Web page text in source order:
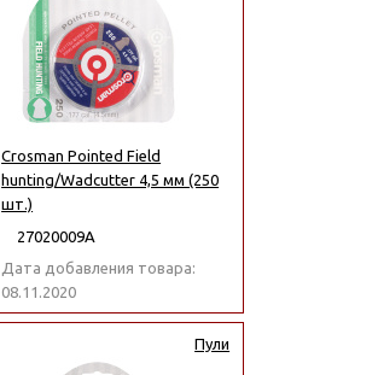
Crosman Pointed Field
hunting/Wadcutter 4,5 мм (250
шт.)
27020009А
Дата добавления товара:
08.11.2020
Пули